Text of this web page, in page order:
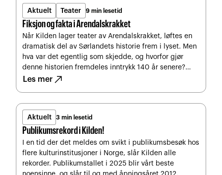
Aktuelt Teater 9 min lesetid
Fiksjon og fakta i Arendalskrakket
Når Kilden lager teater av Arendalskrakket, løftes en
dramatisk del av Sørlandets historie frem i lyset. Men
hva var det egentlig som skjedde, og hvorfor gjør
denne historien fremdeles inntrykk 140 år senere?
Historiker Håkon Haugland ved KUBEN i Arendal
Les mer north_east
Aktuelt 3 min lesetid
Publikumsrekord i Kilden!
I en tid der det meldes om svikt i publikumsbesøk hos
flere kulturinstitusjoner i Norge, slår Kilden alle
rekorder. Publikumstallet i 2025 blir vårt beste